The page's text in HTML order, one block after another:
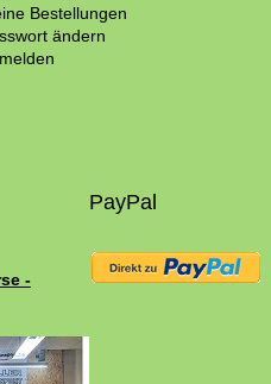
Bestellungen
ändern
-
PayPal